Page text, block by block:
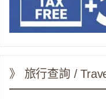
》 旅行查詢 /